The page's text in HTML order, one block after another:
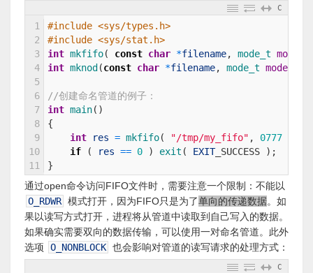
C
1
2
3
4
5
6
7
8
9
10
11
#include <sys/types.h>
#include <sys/stat.h>
int mkfifo( const char *filename, mode_t mode
int mknod (const char *filename, mode_t mode
//创建命名管道的例子：
int main( )
{
int
res = mkfifo( "/tmp/my_fifo" , 0777
if
( res == 0 ) exit ( EXIT_ SUCCESS ) ;
}
通过open命令访问FIFO文件时，需要注意一个限制：不能以
O_RDWR 模式打开，因为FIFO只是为了单向的传递数据。如
果以读写方式打开，进程将从管道中读取到自己写入的数据。
如果确实需要双向的数据传输，可以使用一对命名管道。此外
选项
O_NONBLOCK 也会影响对管道的读写请求的处理方式：
C